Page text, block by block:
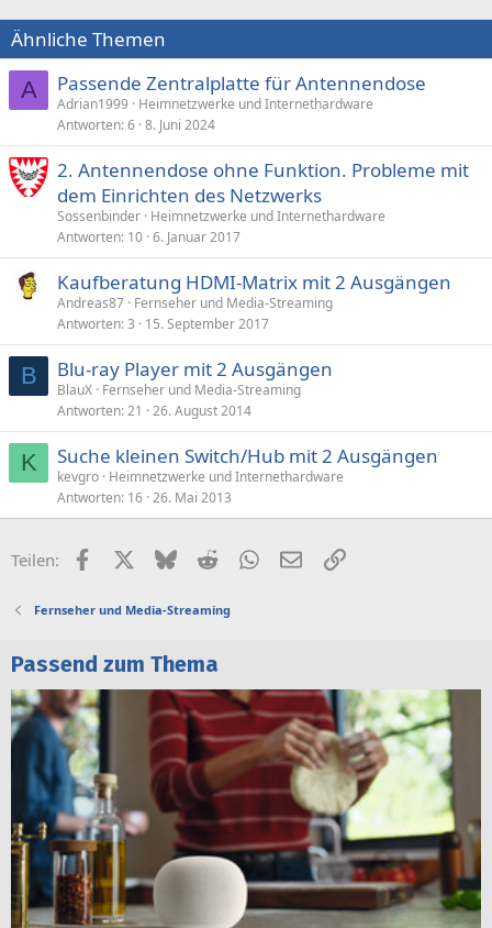
Dosentypen beim Nachbarn und bei dir, ist keine seriöse Prognose
möglich, ob an deiner Sonderwunschdose noch normkonforme
Pegel zu erwarten sind.
Ähnliche Themen
A Passende Zentralplatte für Antennendose
Adrian1999
Heimnetzwerke und Internethardware
Antworten 6 8. Juni 2024
2. Antennendose ohne Funktion. Probleme mit
dem Einrichten des Netzwerks
Sossenbinder Heimnetzwerke und Internethardware
Antworten 10 6. Januar 2017
Kaufberatung HDMI-Matrix mit 2 Ausgängen
Andreas87 Fernseher und Media-Streaming
Antworten 3 15. September 2017
B Blu-ray Player mit 2 Ausgängen
BlauX Fernseher und Media-Streaming
Antworten 21 26. August 2014
K Suche kleinen Switch/Hub mit 2 Ausgängen
kevgro Heimnetzwerke und Internethardware
Antworten 16 26. Mai 2013
Teilen: FacebookX (Twitter)
BlueskyRedditWhatsApp
E-MailLink
Fernseher und Media-Streaming
Passend zum Thema